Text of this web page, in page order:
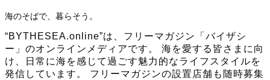
海のそばで、暮らそう。
“BYTHESEA.online”は、フリーマガジン「バイザシ
ー」のオンラインメディアです。 海を愛する皆さまに向
け、日常に海を感じて過ごす魅力的なライフスタイルを
発信しています。 フリーマガジンの設置店舗も随時募集